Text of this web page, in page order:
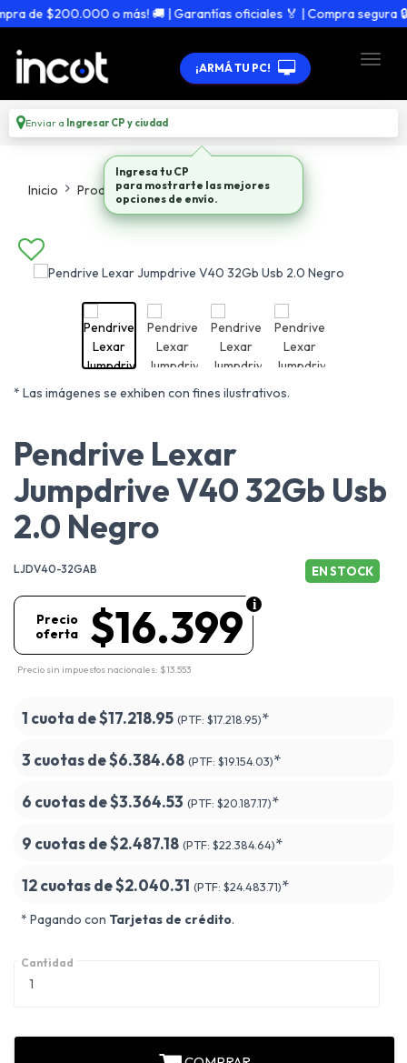
de $200.000 o más! 🚚 | Garantías oficiales 🏅 | Compra segura 🔒
¡ARMÁ TU PC!
Enviar a Ingresar CP y ciudad
Inicio Productos Pendrives Memorias Sd
* Las imágenes se exhiben con fines ilustrativos.
Pendrive Lexar
Jumpdrive V40 32Gb Usb
2.0 Negro
LJDV40-32GAB EN STOCK
$16.399
Precio
oferta
Precio sin impuestos nacionales: $13.553
1 cuota de$17.218.95 (PTF: $17.218.95)*
3 cuotas de$6.384.68 (PTF: $19.154.03)*
6 cuotas de$3.364.53 (PTF: $20.187.17)*
9 cuotas de$2.487.18 (PTF: $22.384.64)*
12 cuotas de$2.040.31 (PTF: $24.483.71)*
* Pagando con Tarjetas de crédito.
Cantidad
Ingresa tu CP
para mostrarte las mejores
opciones de envío.